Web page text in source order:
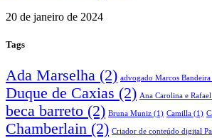
20 de janeiro de 2024
Tags
Ada Marselha (2) advogado Marcos Bandeira
Duque de Caxias (2) Ana Carolina e Rafael
beca barreto (2) Bruna Muniz (1) Camilla (1)
Chamberlain (2) Criador de conteúdo digital